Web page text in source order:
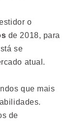
o
de 2018, para
se
atual.
que mais
de